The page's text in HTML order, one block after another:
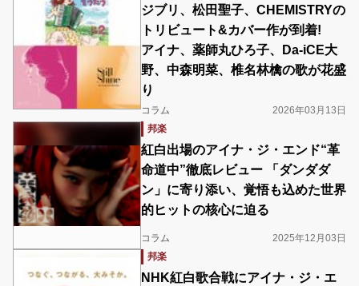
ジブリ、松田聖子、CHEMISTRYの
トリビュート&カバー作が到着!
アイナ、薬師丸ひろ子、Da-iCE大
野、中森明菜、椎名林檎の歌が花盛
り
コラム
2026年03月13日
邦楽
紅白出場のアイナ・ジ・エンド“革
命道中”徹底レビュー 「ダンダダ
ン」に寄り添い、覚悟も込めた世界
的ヒットの核心に迫る
コラム
2025年12月03日
邦楽
NHK紅白歌合戦にアイナ・ジ・エ